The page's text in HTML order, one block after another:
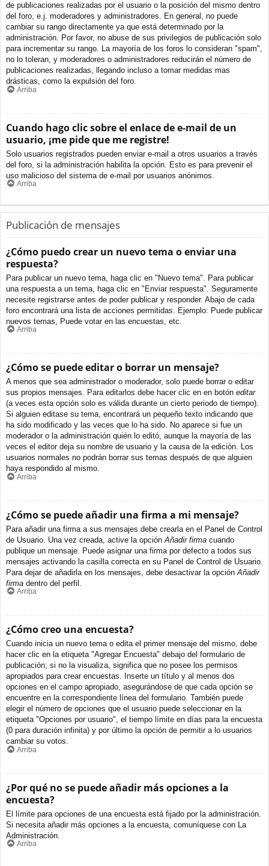
de publicaciones realizadas por el usuario o la posición del mismo dentro
del foro, e.j. moderadores y administradores. En general, no puede
cambiar su rango directamente ya que está determinado por la
administración. Por favor, no abuse de sus privilegios de publicación solo
para incrementar su rango. La mayoría de los foros lo consideran "spam",
no lo toleran, y moderadores o administradores reducirán el número de
publicaciones realizadas, llegando incluso a tomar medidas mas
drásticas, como la expulsión del foro.
Arriba
Cuando hago clic sobre el enlace de e-mail de un
usuario, ¡me pide que me registre!
Solo usuarios registrados pueden enviar e-mail a otros usuarios a través
del foro, si la administración habilita la opción. Esto es para prevenir el
uso malicioso del sistema de e-mail por usuarios anónimos.
Arriba
Publicación de mensajes
¿Cómo puedo crear un nuevo tema o enviar una
respuesta?
Para publicar un nuevo tema, haga clic en "Nuevo tema". Para publicar
una respuesta a un tema, haga clic en "Enviar respuesta". Seguramente
necesite registrarse antes de poder publicar y responder. Abajo de cada
foro encontrará una lista de acciones permitidas. Ejemplo: Puede publicar
nuevos temas, Puede votar en las encuestas, etc.
Arriba
¿Cómo se puede editar o borrar un mensaje?
A menos que sea administrador o moderador, solo puede borrar o editar
sus propios mensajes. Para editarlos debe hacer clic en en botón editar
(a veces esta opción solo es válida durante un cierto periodo de tiempo).
Si alguien editase su tema, encontrará un pequeño texto indicando que
ha sido modificado y las veces que lo ha sido. No aparece si fue un
moderador o la administración quién lo editó, aunque la mayoría de las
veces el editor deja su nombre de usuario y la causa de la edición. Los
usuarios normales no podrán borrar sus temas después de que alguien
haya respondido al mismo.
Arriba
¿Cómo se puede añadir una firma a mi mensaje?
Para añadir una firma a sus mensajes debe crearla en el Panel de Control
de Usuario. Una vez creada, active la opción Añadir firma cuando
publique un mensaje. Puede asignar una firma por defecto a todos sus
mensajes activando la casilla correcta en su Panel de Control de Usuario.
Para dejar de añadirla en los mensajes, debe desactivar la opción Añadir
firma dentro del perfil.
Arriba
¿Cómo creo una encuesta?
Cuando inicia un nuevo tema o edita el primer mensaje del mismo, debe
hacer clic en la etiqueta "Agregar Encuesta" debajo del formulario de
publicación; si no la visualiza, significa que no posee los permisos
apropiados para crear encuestas. Inserte un título y al menos dos
opciones en el campo apropiado, asegurándose de que cada opción se
encuentre en la correspondiente línea del formulario. También puede
elegir el número de opciones que el usuario puede seleccionar en la
etiqueta "Opciones por usuario", el tiempo límite en días para la encuesta
(0 para duración infinita) y por último la opción de permitir a lo usuarios
cambiar su votos.
Arriba
¿Por qué no se puede añadir más opciones a la
encuesta?
El límite para opciones de una encuesta está fijado por la administración.
Si necesita añadir más opciones a la encuesta, comuníquese con La
Administración.
Arriba